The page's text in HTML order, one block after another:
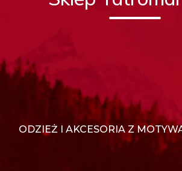
ODZIEŻ I AKCESORIA Z